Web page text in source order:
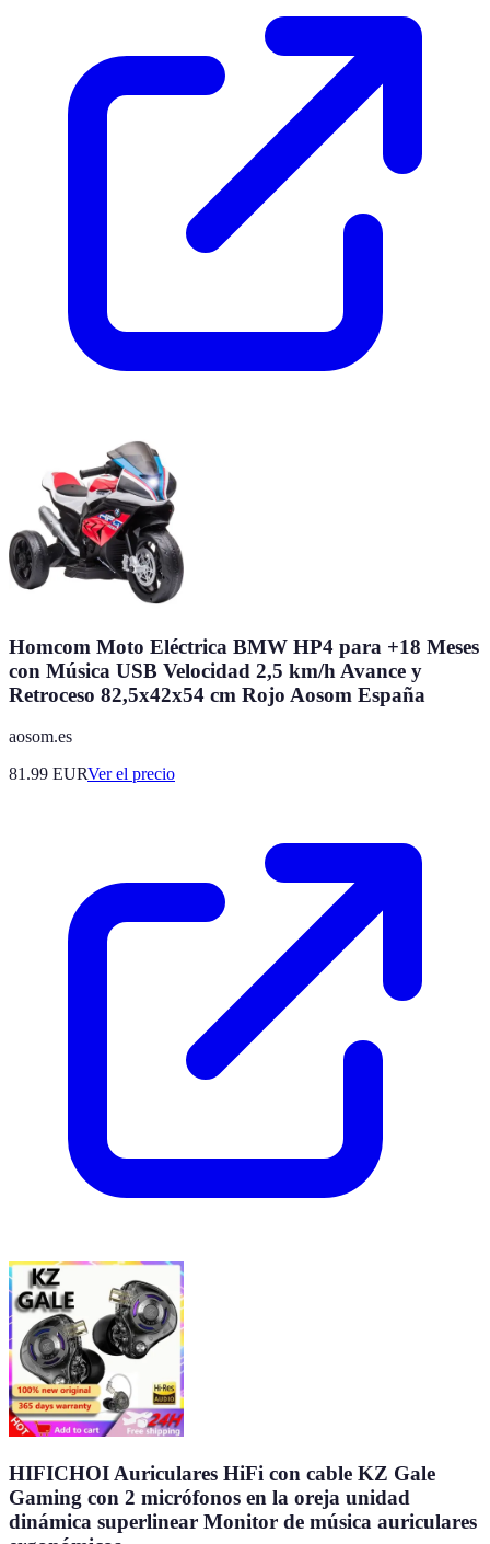
Homcom Moto Eléctrica BMW HP4 para +18 Meses
con Música USB Velocidad 2,5 km/h Avance y
Retroceso 82,5x42x54 cm Rojo Aosom España
aosom.es
81.99 EURVer el precio
HIFICHOI Auriculares HiFi con cable KZ Gale
Gaming con 2 micrófonos en la oreja unidad
dinámica superlinear Monitor de música auriculares